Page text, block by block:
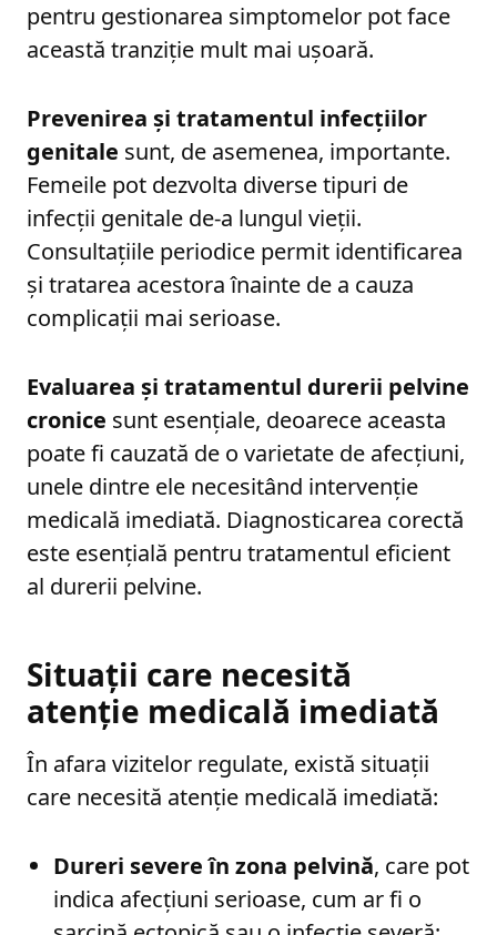
pentru gestionarea simptomelor pot face
această tranziție mult mai ușoară.
Prevenirea și tratamentul infecțiilor
genitale sunt, de asemenea, importante.
Femeile pot dezvolta diverse tipuri de
infecții genitale de-a lungul vieții.
Consultațiile periodice permit identificarea
și tratarea acestora înainte de a cauza
complicații mai serioase.
Evaluarea și tratamentul durerii pelvine
cronice sunt esențiale, deoarece aceasta
poate fi cauzată de o varietate de afecțiuni,
unele dintre ele necesitând intervenție
medicală imediată. Diagnosticarea corectă
este esențială pentru tratamentul eficient
al durerii pelvine.
Situații care necesită
atenție medicală imediată
În afara vizitelor regulate, există situații
care necesită atenție medicală imediată:
Dureri severe în zona pelvină, care pot
indica afecțiuni serioase, cum ar fi o